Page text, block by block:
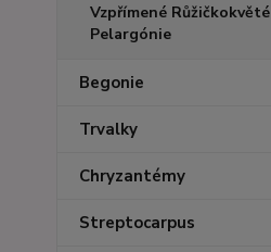
Vzpřímené Růžičkokvěté
Pelargónie
Begonie
Trvalky
Chryzantémy
Streptocarpus